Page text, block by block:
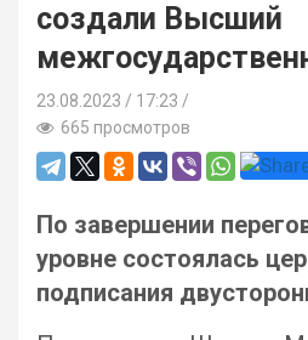
создали Высший
23.08.2023
17:23 /
665 просмотров
По завершении
уровне состоялась
подписания